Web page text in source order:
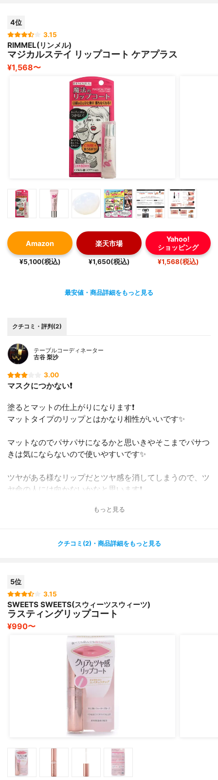
4種類テストした結果がありますのでご参照ください。
写真はリップコートあるなしで比較したものです。
上がなし、下がなしです?‍♀️
そしてお試ししたメーカのリップが上から、
ローラメルシエ→固形 やや艶あり
クリニーク→固形 やや艶あり
SUQQU→液体に近い
addiction→液体に近い
固形かつマット系が色移りしにくい印象でした。
今マスク生活で使えるリップに制限がありますよね。。。
こちらを使って手持ちのお気に入りリップを活用できるよ
うにしてみませんか？？
#マスクメイク
#リップ
#リップコート
#マスクにつかないリップ
#買って後悔させません #隠れ名品 #色っぽリップ #乾燥
撃退アイテム #わたしの垢抜け方法
4位
3.15
RIMMEL(リンメル)
マジカルステイ リップコート ケアプラス
¥1,568〜
Amazon
¥5,100(税込)
楽天市場
¥1,650(税込)
Yahoo!
ショッピング
¥1,568(税込)
最安値・商品詳細をもっと見る
クチコミ・評判(2)
テーブルコーディネーター
古谷 梨沙
3.00
マスクにつかない❗️
塗るとマットの仕上がりになります❗️
マットタイプのリップとはかなり相性がいいです✨
マットなのでパサパサになるかと思いきやそこまでパサつ
きは気にならないので使いやすいです✨
ツヤがある様なリップだとツヤ感を消してしまうので、ツ
ヤ命の人には向かないかなと思います❗️
マスクにリップがつきにくくなるので私は重宝してます?
ので、振るのがちょっと疲れます?
めです❗️
もっと見る
クチコミ(2)・商品詳細をもっと見る
5位
3.15
SWEETS SWEETS(スウィーツスウィーツ)
ラスティングリップコート
¥990〜